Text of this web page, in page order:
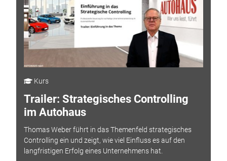
Kurs
Trailer: Strategisches Controlling
im Autohaus
Thomas Weber führt in das Themenfeld strategisches
Controlling ein und zeigt, wie viel Einfluss es auf den
langfristigen Erfolg eines Unternehmens hat.